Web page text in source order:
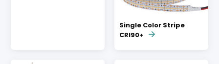
Single Color Stripe
CRI90+